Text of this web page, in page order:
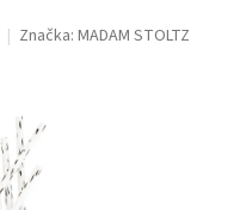
Značka: MADAM STOLTZ